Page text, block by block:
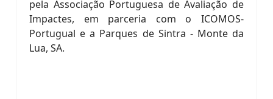
pela Associação Portuguesa de Avaliação de
Impactes, em parceria com o ICOMOS-
Portugual e a Parques de Sintra - Monte da
Lua, SA.